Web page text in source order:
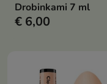
Drobinkami 7 ml
€ 6,00